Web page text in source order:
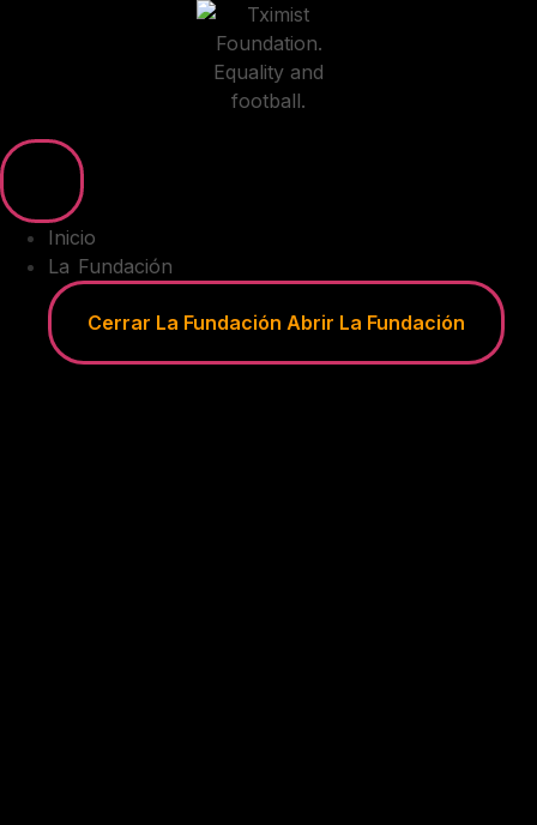
Inicio
La Fundación
Cerrar La Fundación Abrir La Fundación